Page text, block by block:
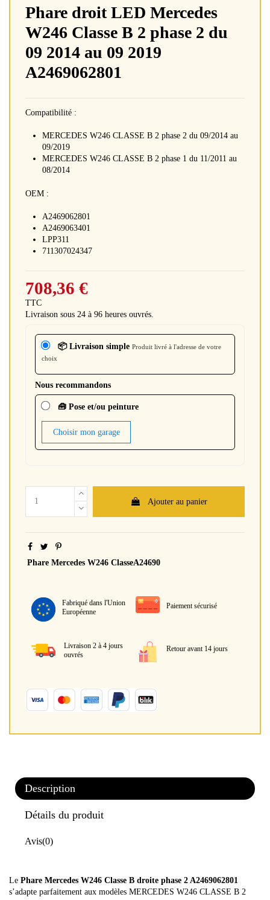
Phare droit LED Mercedes
W246 Classe B 2 phase 2 du
09 2014 au 09 2019
A2469062801
Compatibilité :
MERCEDES W246 CLASSE B 2 phase 2 du 09/2014 au
09/2019
MERCEDES W246 CLASSE B 2 phase 1 du 11/2011 au
08/2014
OEM :
A2469062801
A2469063401
LPP311
711307024347
708,36 €
TTC
Livraison sous 24 à 96 heures ouvrés.
📦 Livraison simple Produit livré à l'adresse de votre
choix
Nous recommandons
🧰 Pose et/ou peinture
Choisir mon garage
Ajouter au panier
Phare Mercedes W246 ClasseA24690
Fabriqué dans l'Union
Européenne
Paiement sécurisé
Livraison 2 à 4 jours
ouvrés
Retour avant 14 jours
Description
Détails du produit
Avis(0)
Le Phare Mercedes W246 Classe B droite phase 2 A2469062801
s’adapte parfaitement aux modèles MERCEDES W246 CLASSE B 2